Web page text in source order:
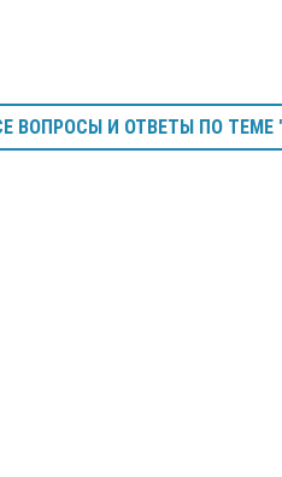
ВОПРОСЫ И ОТВЕТЫ ПО ТЕМЕ